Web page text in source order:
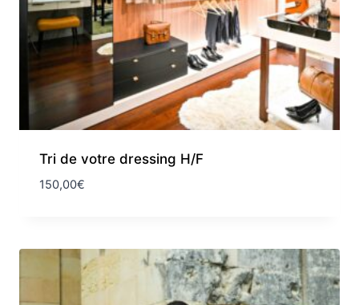
Tri de votre dressing H/F
150,00€